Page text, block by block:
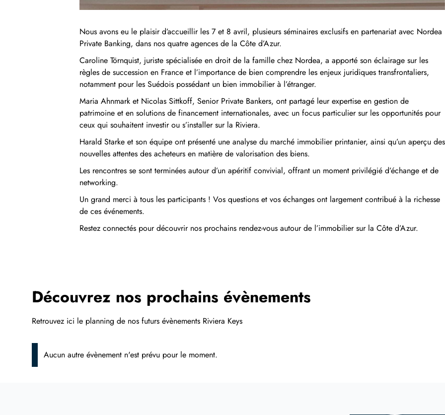
Nous avons eu le plaisir d’accueillir les 7 et 8 avril, plusieurs séminaires exclusifs en partenariat avec Nordea
Private Banking, dans nos quatre agences de la Côte d’Azur.
Caroline Törnquist, juriste spécialisée en droit de la famille chez Nordea, a apporté son éclairage sur les
règles de succession en France et l’importance de bien comprendre les enjeux juridiques transfrontaliers,
notamment pour les Suédois possédant un bien immobilier à l’étranger.
Maria Ahnmark et Nicolas Sittkoff, Senior Private Bankers, ont partagé leur expertise en gestion de
patrimoine et en solutions de financement internationales, avec un focus particulier sur les opportunités pour
ceux qui souhaitent investir ou s’installer sur la Riviera.
Harald Starke et son équipe ont présenté une analyse du marché immobilier printanier, ainsi qu’un aperçu des
nouvelles attentes des acheteurs en matière de valorisation des biens.
Les rencontres se sont terminées autour d’un apéritif convivial, offrant un moment privilégié d’échange et de
networking.
Un grand merci à tous les participants ! Vos questions et vos échanges ont largement contribué à la richesse
de ces événements.
Restez connectés pour découvrir nos prochains rendez-vous autour de l’immobilier sur la Côte d’Azur.
Découvrez nos prochains évènements
Retrouvez ici le planning de nos futurs évènements Riviera Keys
Aucun autre évènement n'est prévu pour le moment.